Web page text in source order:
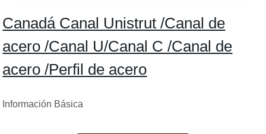
Canadá Canal Unistrut /Canal de
acero /Canal U/Canal C /Canal de
acero /Perfil de acero
Información Básica